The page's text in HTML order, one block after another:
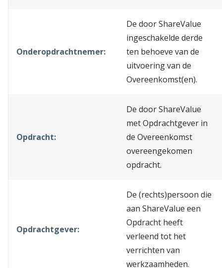
Onderopdrachtnemer:
De door ShareValue
ingeschakelde derde
ten behoeve van de
uitvoering van de
Overeenkomst(en).
Opdracht:
De door ShareValue
met Opdrachtgever in
de Overeenkomst
overeengekomen
opdracht.
Opdrachtgever:
De (rechts)persoon die
aan ShareValue een
Opdracht heeft
verleend tot het
verrichten van
werkzaamheden.